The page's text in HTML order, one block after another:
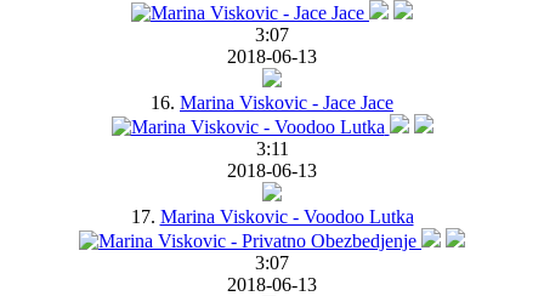
3:07
2018-06-13
16. Marina Viskovic - Jace Jace
3:11
2018-06-13
17. Marina Viskovic - Voodoo Lutka
3:07
2018-06-13